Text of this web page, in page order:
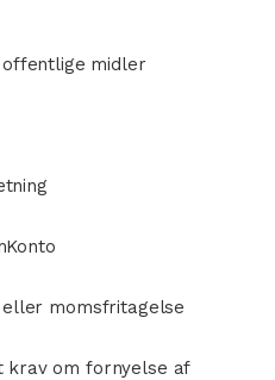
midler
momsfritagelse
krav om fornyelse af